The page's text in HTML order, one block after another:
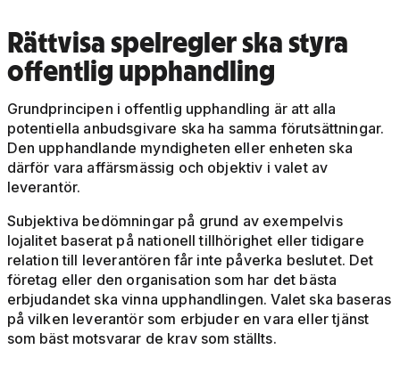
Rättvisa spelregler ska styra
offentlig upphandling
Grundprincipen i offentlig upphandling är att alla
potentiella anbudsgivare ska ha samma förutsättningar.
Den upphandlande myndigheten eller enheten ska
därför vara affärsmässig och objektiv i valet av
leverantör.
Subjektiva bedömningar på grund av exempelvis
lojalitet baserat på nationell tillhörighet eller tidigare
relation till leverantören får inte påverka beslutet. Det
företag eller den organisation som har det bästa
erbjudandet ska vinna upphandlingen. Valet ska baseras
på vilken leverantör som erbjuder en vara eller tjänst
som bäst motsvarar de krav som ställts.